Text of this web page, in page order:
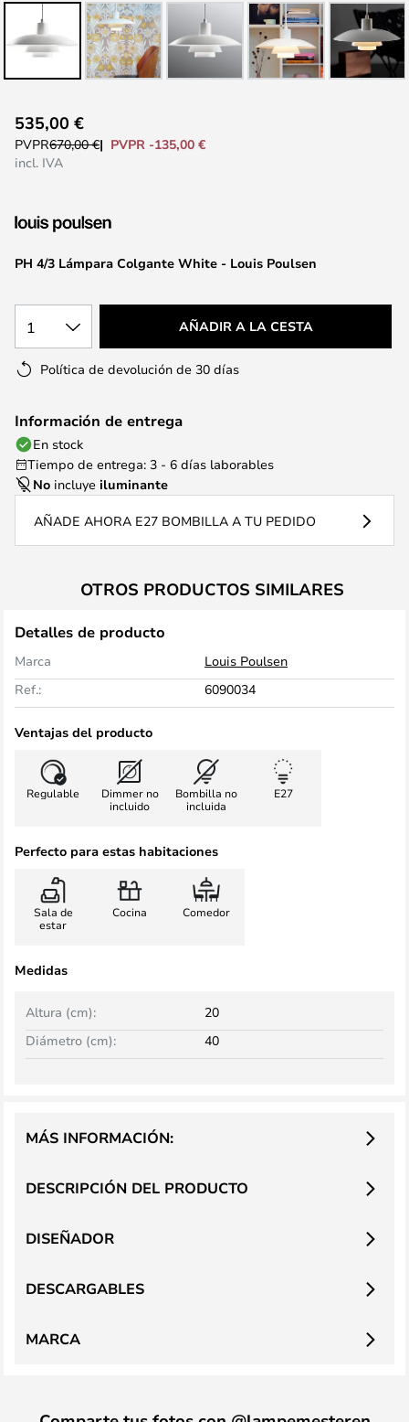
comienzo
galería
imágenes
PH 4/3 Lámpara Colgante White - Louis Poulsen
535,00 €
PVPR670,00 €
PVPR -135,00 €
incl. IVA
1 AÑADIR A LA CESTA
Política de devolución de 30 días
Información de entrega
En stock
Tiempo de entrega: 3 - 6 días laborables
No incluye iluminante
AÑADE AHORA E27 BOMBILLA A TU PEDIDO
OTROS PRODUCTOS SIMILARES
Detalles de producto
Marca
Louis Poulsen
Ref.:
6090034
Ventajas del producto
Regulable
Dimmer no
incluido
Bombilla no
incluida
E27
Perfecto para estas habitaciones
Sala de
estar
Cocina Comedor
Medidas
Altura (cm):
20
Diámetro (cm):
40
DESCRIPCIÓN DEL PRODUCTO
MÁS INFORMACIÓN:
DISEÑADOR
DESCARGABLES
MARCA